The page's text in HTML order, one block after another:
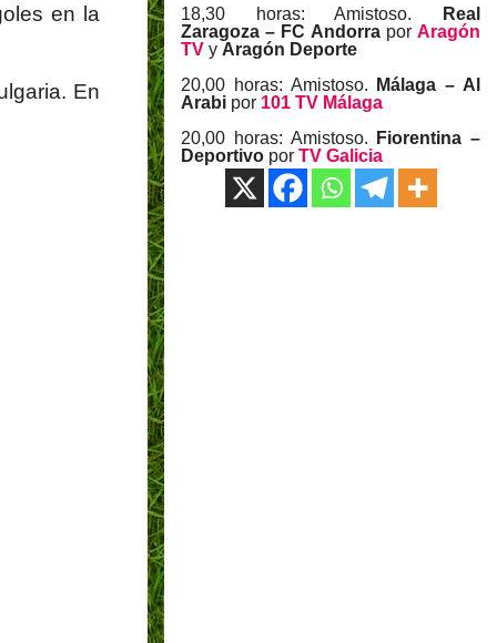
en la
En
18,30 horas: Amistoso.
Real
Zaragoza – FC Andorra porAragón
TV y Aragón Deporte
20,00 horas: Amistoso.
Málaga – Al
Arabi por 101 TV Málaga
20,00 horas: Amistoso.
Fiorentina –
Deportivo por TV Galicia